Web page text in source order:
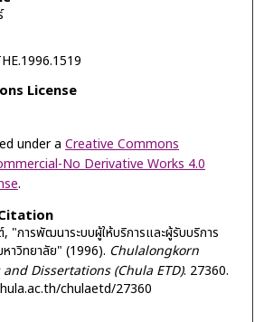
License
under a Creative Commons
No Derivative Works 4.0
.
การพัฒนาระบบผู้ให้บริการและผู้รับบริการ
าวิทยาลัย" (1996). Chulalongkorn
Dissertations (Chula ETD). 27360.
chulaetd/27360